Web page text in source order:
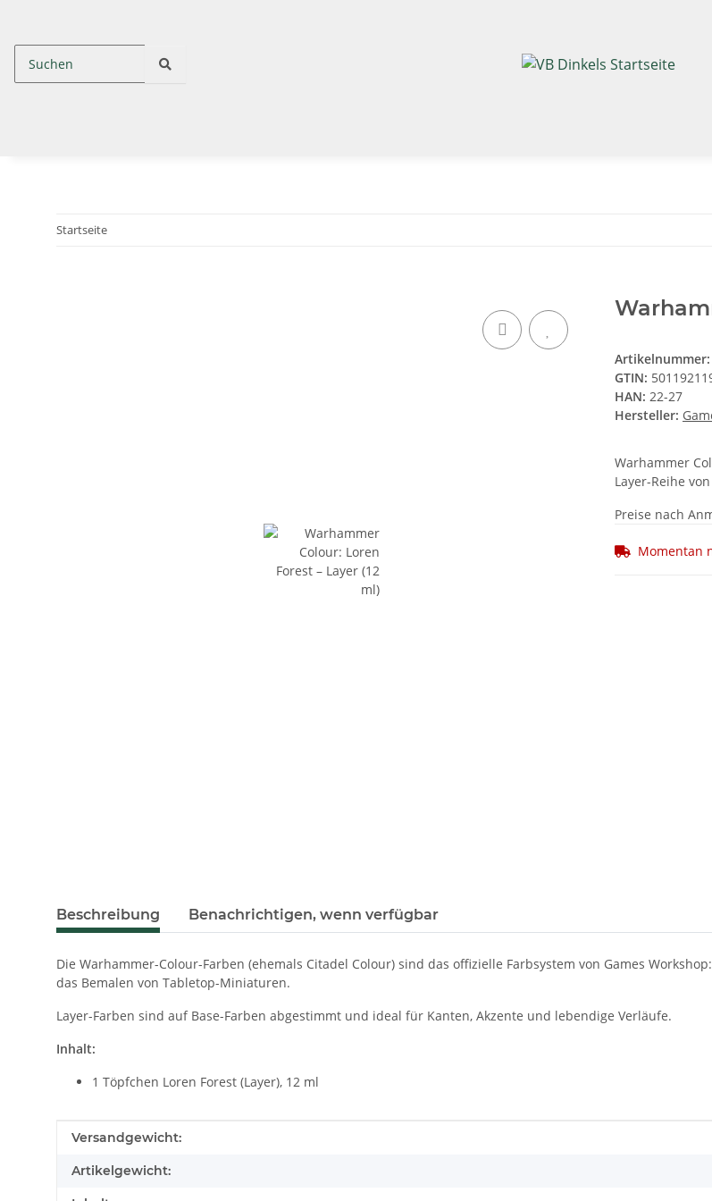
Startseite
Artikelnummer:
GTIN:
HAN: 22-27
Hersteller:
Warhammer
Layer-Reihe
Preise nach
Momentan
weitere Registerkarten anzeigen
Beschreibung Benachrichtigen, wenn verfügbar
Die Warhammer-Colour-Farben (ehemals Citadel Colour) sind das offizielle Farbsystem von Games
das Bemalen von Tabletop-Miniaturen.
Layer-Farben sind auf Base-Farben abgestimmt und ideal für Kanten, Akzente und lebendige Verläufe.
Inhalt:
1 Töpfchen Loren Forest (Layer), 12 ml
Produkteigenschaft
Wert
Versandgewicht:
Artikelgewicht: